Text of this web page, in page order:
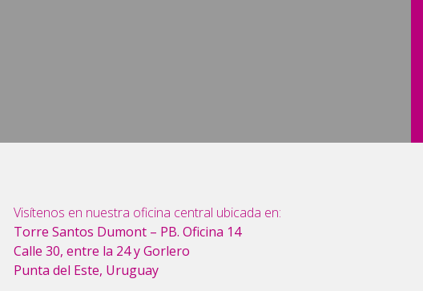
Visítenos en nuestra oficina central ubicada en:
Torre Santos Dumont – PB. Oficina 14
Calle 30, entre la 24 y Gorlero
Punta del Este, Uruguay